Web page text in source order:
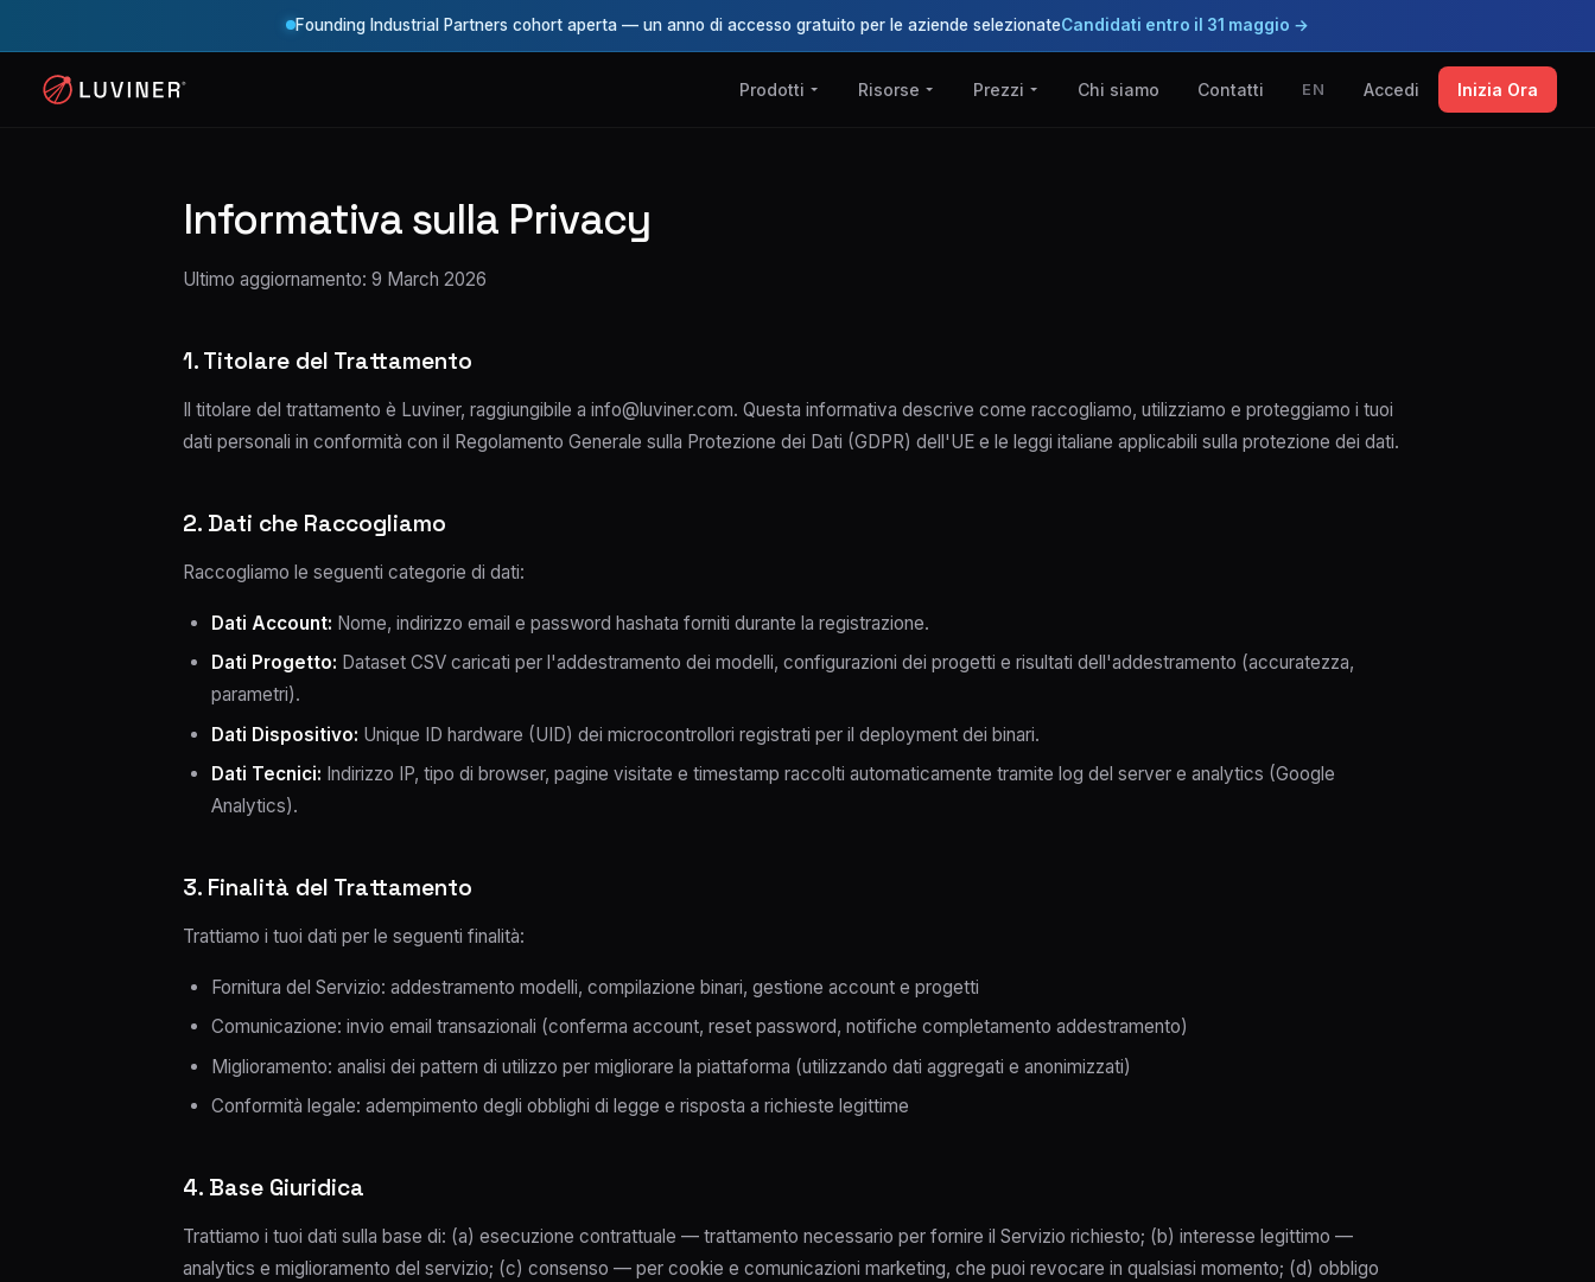
Founding Industrial Partners cohort aperta — un anno di accesso gratuito per le aziende selezionateCandidati entro il 31 maggio →
Prodotti Risorse Prezzi Chi siamo Contatti EN Accedi Inizia Ora
Informativa sulla Privacy
Ultimo aggiornamento: 9 March 2026
1. Titolare del Trattamento
Il titolare del trattamento è Luviner, raggiungibile a info@luviner.com. Questa informativa descrive come raccogliamo, utilizziamo e proteggiamo i tuoi
dati personali in conformità con il Regolamento Generale sulla Protezione dei Dati (GDPR) dell'UE e le leggi italiane applicabili sulla protezione dei dati.
2. Dati che Raccogliamo
Raccogliamo le seguenti categorie di dati:
Dati Account: Nome, indirizzo email e password hashata forniti durante la registrazione.
Dati Progetto: Dataset CSV caricati per l'addestramento dei modelli, configurazioni dei progetti e risultati dell'addestramento (accuratezza,
parametri).
Dati Dispositivo: Unique ID hardware (UID) dei microcontrollori registrati per il deployment dei binari.
Dati Tecnici: Indirizzo IP, tipo di browser, pagine visitate e timestamp raccolti automaticamente tramite log del server e analytics (Google
Analytics).
3. Finalità del Trattamento
Trattiamo i tuoi dati per le seguenti finalità:
Fornitura del Servizio: addestramento modelli, compilazione binari, gestione account e progetti
Comunicazione: invio email transazionali (conferma account, reset password, notifiche completamento addestramento)
Miglioramento: analisi dei pattern di utilizzo per migliorare la piattaforma (utilizzando dati aggregati e anonimizzati)
Conformità legale: adempimento degli obblighi di legge e risposta a richieste legittime
4. Base Giuridica
Trattiamo i tuoi dati sulla base di: (a) esecuzione contrattuale — trattamento necessario per fornire il Servizio richiesto; (b) interesse legittimo —
analytics e miglioramento del servizio; (c) consenso — per cookie e comunicazioni marketing, che puoi revocare in qualsiasi momento; (d) obbligo